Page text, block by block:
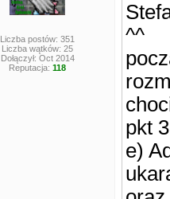
Liczba postów: 351
Liczba wątków: 25
Dołączył: Oct 2014
Reputacja: 118
^^
pkt 3
e)